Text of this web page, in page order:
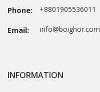
Phone: +8801905536011
Email: info@boighor.com
INFORMATION